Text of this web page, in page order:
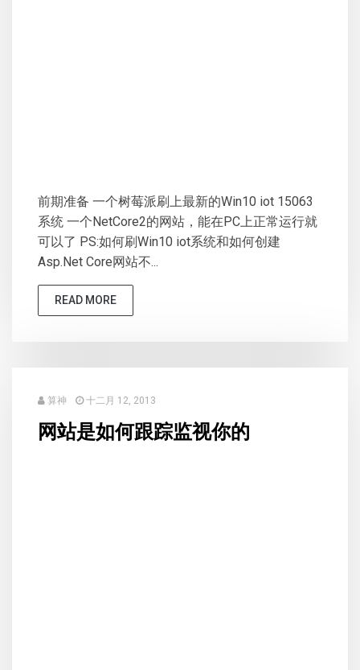
前期准备 一个树莓派刷上最新的Win10 iot 15063
系统 一个NetCore2的网站，能在PC上正常运行就
可以了 PS:如何刷Win10 iot系统和如何创建
Asp.Net Core网站不...
READ MORE
算神 十二月 12, 2013
网站是如何跟踪监视你的